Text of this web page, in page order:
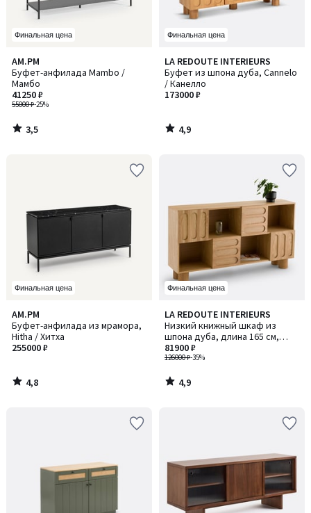
Финальная цена
AM.PM
Буфет-анфилада Mambo /
Мамбо
55000 ₽-25%
41250 ₽
3,5
/ 5
3,5
/
Финальная цена
LA REDOUTE INTERIEURS
Буфет из шпона дуба, Cannelo
/ Канелло
173000 ₽
4,9
/ 5
4,9
/
Финальная цена
AM.PM
Буфет-анфилада из мрамора,
Hitha / Хитха
255000 ₽
4,8
/ 5
4,8
/
Финальная цена
LA REDOUTE INTERIEURS
Низкий книжный шкаф из
шпона дуба, длина 165 см,
Cannelo / Канелло
126000 ₽-35%
81900 ₽
4,9
/ 5
4,9
/